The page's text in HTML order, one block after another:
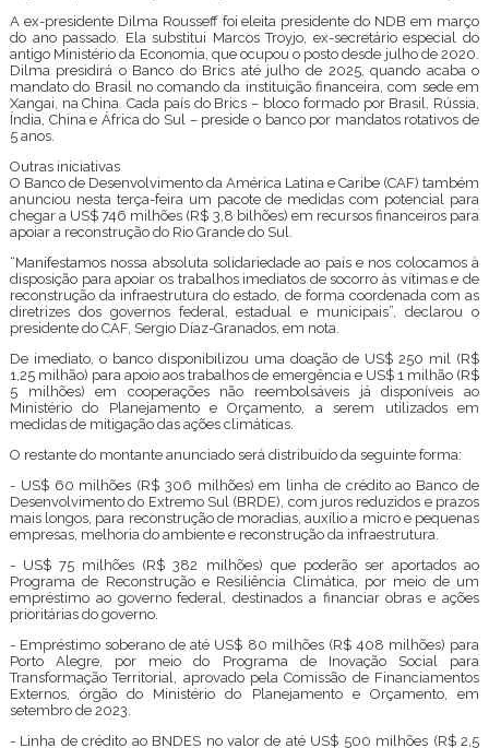
A ex-presidente Dilma Rousseff foi eleita presidente do NDB em março
do ano passado. Ela substitui Marcos Troyjo, ex-secretário especial do
antigo Ministério da Economia, que ocupou o posto desde julho de 2020.
Dilma presidirá o Banco do Brics até julho de 2025, quando acaba o
mandato do Brasil no comando da instituição financeira, com sede em
Xangai, na China. Cada país do Brics – bloco formado por Brasil, Rússia,
Índia, China e África do Sul – preside o banco por mandatos rotativos de
5 anos.
Outras iniciativas
O Banco de Desenvolvimento da América Latina e Caribe (CAF) também
anunciou nesta terça-feira um pacote de medidas com potencial para
chegar a US$ 746 milhões (R$ 3,8 bilhões) em recursos financeiros para
apoiar a reconstrução do Rio Grande do Sul.
“Manifestamos nossa absoluta solidariedade ao país e nos colocamos à
disposição para apoiar os trabalhos imediatos de socorro às vítimas e de
reconstrução da infraestrutura do estado, de forma coordenada com as
diretrizes dos governos federal, estadual e municipais”, declarou o
presidente do CAF, Sergio Díaz-Granados, em nota.
De imediato, o banco disponibilizou uma doação de US$ 250 mil (R$
1,25 milhão) para apoio aos trabalhos de emergência e US$ 1 milhão (R$
5 milhões) em cooperações não reembolsáveis já disponíveis ao
Ministério do Planejamento e Orçamento, a serem utilizados em
medidas de mitigação das ações climáticas.
O restante do montante anunciado será distribuído da seguinte forma:
- US$ 60 milhões (R$ 306 milhões) em linha de crédito ao Banco de
Desenvolvimento do Extremo Sul (BRDE), com juros reduzidos e prazos
mais longos, para reconstrução de moradias, auxílio a micro e pequenas
empresas, melhoria do ambiente e reconstrução da infraestrutura.
- US$ 75 milhões (R$ 382 milhões) que poderão ser aportados ao
Programa de Reconstrução e Resiliência Climática, por meio de um
empréstimo ao governo federal, destinados a financiar obras e ações
prioritárias do governo.
- Empréstimo soberano de até US$ 80 milhões (R$ 408 milhões) para
Porto Alegre, por meio do Programa de Inovação Social para
Transformação Territorial, aprovado pela Comissão de Financiamentos
Externos, órgão do Ministério do Planejamento e Orçamento, em
setembro de 2023.
- Linha de crédito ao BNDES no valor de até US$ 500 milhões (R$ 2,5